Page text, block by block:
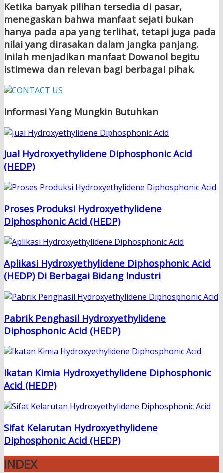
Ketika banyak pilihan tersedia di pasar,
menegaskan bahwa manfaat sejati bukan
hanya pada apa yang terlihat, tetapi juga pada
nilai yang dirasakan dalam jangka panjang.
Inilah menjadikan manfaat Dowanol begitu
istimewa dan relevan bagi berbagai pihak.
Informasi Yang Mungkin Butuhkan
Jual Hydroxyethylidene Diphosphonic Acid
(HEDP)
Proses Produksi Hydroxyethylidene
Diphosphonic Acid (HEDP)
Aplikasi Hydroxyethylidene Diphosphonic Acid
(HEDP) Di Berbagai Bidang Industri
Pabrik Penghasil Hydroxyethylidene
Diphosphonic Acid (HEDP)
Ikatan Kimia Hydroxyethylidene Diphosphonic
Acid (HEDP)
Sifat Kelarutan Hydroxyethylidene
Diphosphonic Acid (HEDP)
INDEX